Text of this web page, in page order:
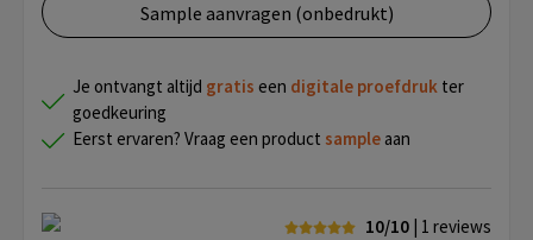
Sample aanvragen (onbedrukt)
Je ontvangt altijd gratis een digitale proefdruk ter
goedkeuring
Eerst ervaren? Vraag een product sample aan
10/10 | 1 reviews